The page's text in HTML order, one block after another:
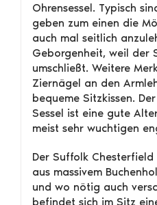
Ohrensessel. Typisch
geben zum einen die
auch mal seitlich
Geborgenheit, weil der
umschließt. Weitere
Ziernägel an den
bequeme Sitzkissen.
Sessel ist eine gute
meist sehr wuchtigen
Der Suffolk
aus massivem
und wo nötig auch
befindet sich im Sitz